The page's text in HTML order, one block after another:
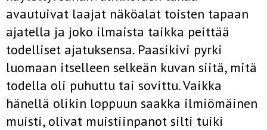
avautuivat laajat näköalat toisten tapaan
ajatella ja joko ilmaista taikka peittää
todelliset ajatuksensa. Paasikivi pyrki
luomaan itselleen selkeän kuvan siitä, mitä
todella oli puhuttu tai sovittu. Vaikka
hänellä olikin loppuun saakka ilmiömäinen
muisti, olivat muistiinpanot silti tuiki